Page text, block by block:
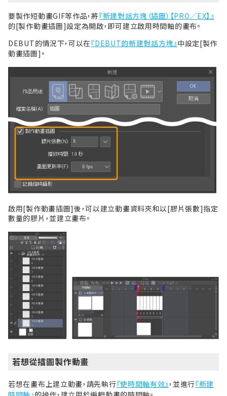
要製作短動畫GIF等作品，將『新建對話方塊（插圖）【PRO／EX】』
的[製作動畫插圖]設定為開啟，即可建立啟用時間軸的畫布。
DEBUT的情況下，可以在『DEBUT的新建對話方塊』中設定[製作
動畫插圖]。
啟用[製作動畫插圖]後，可以建立動畫資料夾和以[膠片張數]指定
數量的膠片，並建立畫布。
若想從插圖製作動畫
若想在畫布上建立動畫，請先執行『使時間軸有效』，並進行『新建